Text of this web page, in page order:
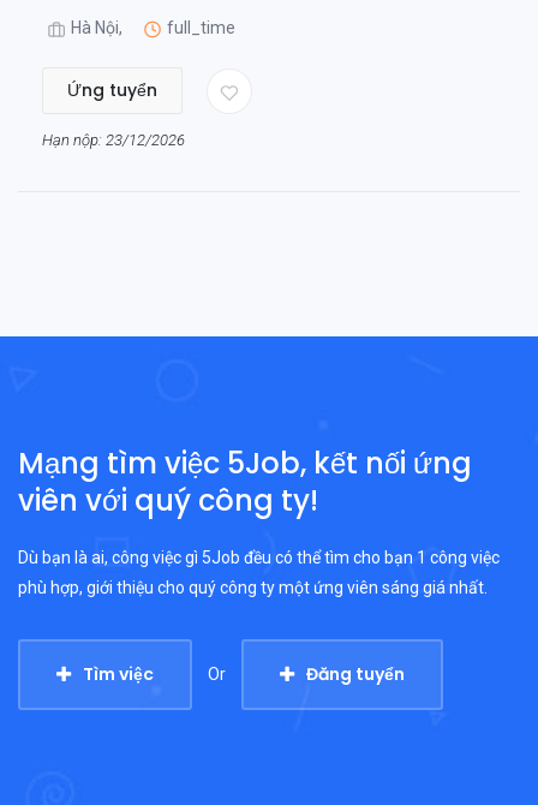
Hà Nội, full_time
Ứng tuyển
Hạn nộp: 23/12/2026
Mạng tìm việc 5Job, kết nối ứng
viên với quý công ty!
Dù bạn là ai, công việc gì 5Job đều có thể tìm cho bạn 1 công việc
phù hợp, giới thiệu cho quý công ty một ứng viên sáng giá nhất.
Tìm việc Or Đăng tuyển